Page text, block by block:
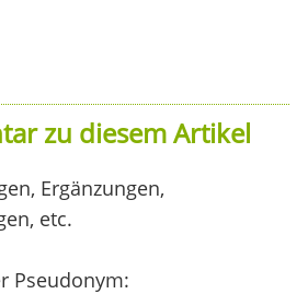
zu diesem Artikel
Ergänzungen,
etc.
Pseudonym: